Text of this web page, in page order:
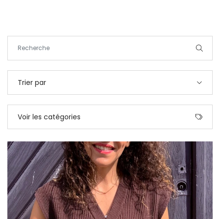
Trier par
Voir les catégories